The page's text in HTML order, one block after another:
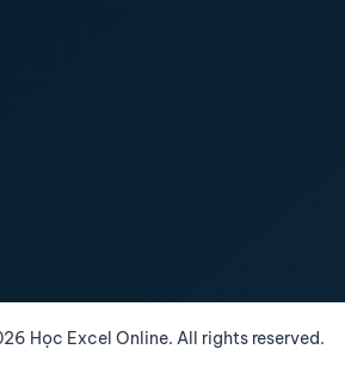
Học Excel Online. All rights reserved.